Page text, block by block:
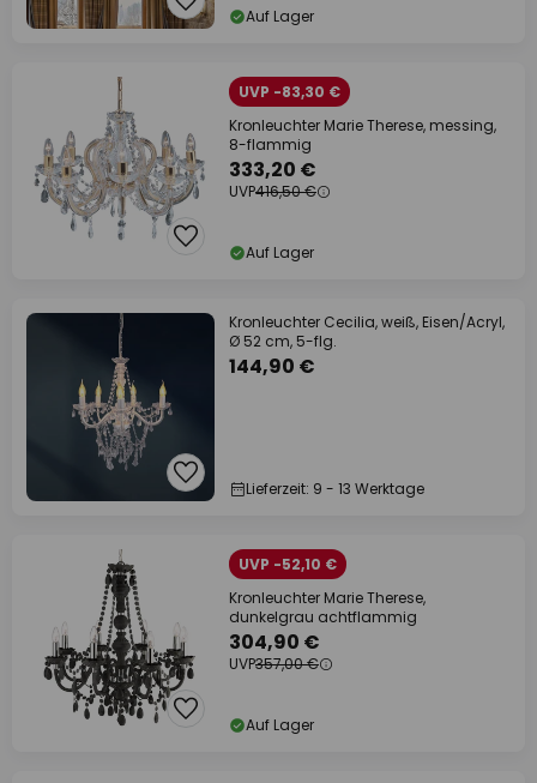
Auf Lager
UVP -83,30 €
Kronleuchter Marie Therese, messing,
8-flammig
333,20 €
UVP416,50 €
Auf Lager
Kronleuchter Cecilia, weiß, Eisen/Acryl,
Ø 52 cm, 5-flg.
144,90 €
Lieferzeit: 9 - 13 Werktage
UVP -52,10 €
Kronleuchter Marie Therese,
dunkelgrau achtflammig
304,90 €
UVP357,00 €
Auf Lager